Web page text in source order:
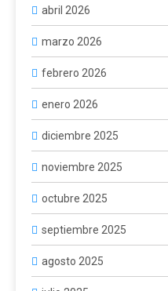
abril 2026
marzo 2026
febrero 2026
enero 2026
diciembre 2025
noviembre 2025
octubre 2025
septiembre 2025
agosto 2025